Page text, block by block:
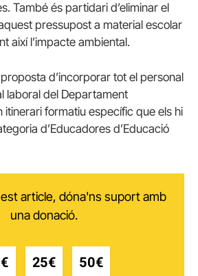
També és partidari d’eliminar el
pressupost a material escolar
així l’impacte ambiental.
d’incorporar tot el personal
laboral del Departament
itinerari formatiu específic que els hi
d’Educadores d’Educació
article, dóna'ns suport amb
una donació.
25€ 50€